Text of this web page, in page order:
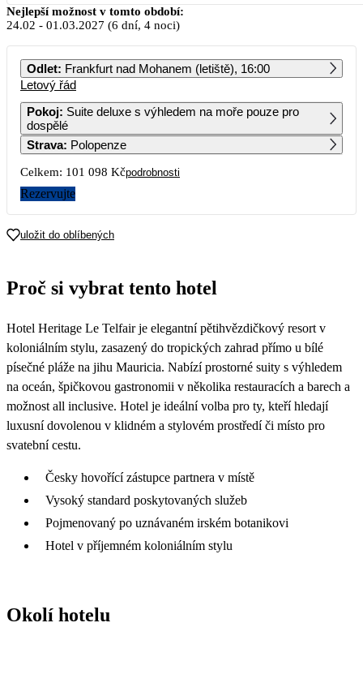
Únor 2027
PO ÚT ST ČT PÁ SO NE
1
65 089 67 869 51 989 67 379 53 389 65 089 86 349
8
65 089
9
65 719
10 11 12 13 14
92 819
15
65 139
16 17
22
66 279
23
78 699
24 25 26 27 28
Nejlepší možnost v tomto období:
24.02 - 01.03.2027 (6 dní, 4 noci)
Odlet: Frankfurt nad Mohanem (letiště), 16:00
Letový řád
Pokoj: Suite deluxe s výhledem na moře pouze pro
dospělé
Strava: Polopenze
Celkem: 101 098 Kčpodrobnosti
Rezervujte
uložit do oblíbených
Proč si vybrat tento hotel
Hotel Heritage Le Telfair je elegantní pětihvězdičkový resort v
koloniálním stylu, zasazený do tropických zahrad přímo u bílé
písečné pláže na jihu Mauricia. Nabízí prostorné suity s výhledem
na oceán, špičkovou gastronomii v několika restauracích a barech a
možnost all inclusive. Hotel je ideální volba pro ty, kteří hledají
luxusní dovolenou v klidném a stylovém prostředí či místo pro
svatební cestu.
Česky hovořící zástupce partnera v místě
Vysoký standard poskytovaných služeb
Pojmenovaný po uznávaném irském botanikovi
Hotel v příjemném koloniálním stylu
Okolí hotelu